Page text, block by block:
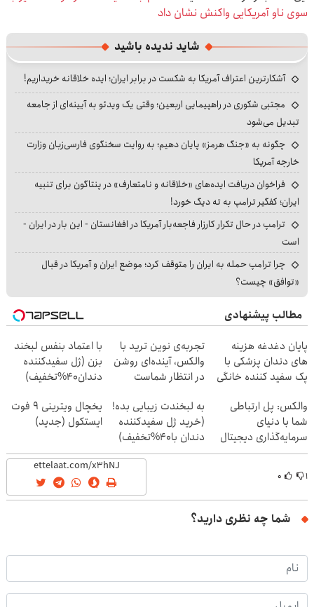
سوی ناو آمریکایی واکنش نشان داد
شاید ندیده باشید
آشکارترین اعتراف آمریکا به شکست در برابر ایران؛ ایده خلاقانه خریداریم!
مجتبی شکوری در راهپیمایی اربعین؛ وقتی یک ویدئو به آیینه‌ای از جامعه
تبدیل می‌شود
چگونه به «جنگ هرمز» پایان دهیم؛ به روایت سخنگوی فارسی‌زبان وزارت
خارجه آمریکا
فراخوان دریافت ایده‌های «خلاقانه و نامتعارف» در پنتاگون برای تنبیه
ایران؛ کفگیر ترامپ به ته دیگ خورد!
ترامپ در حال تکرار کارزار فاجعه‌بار آمریکا در افغانستان - این بار در ایران -
است
چرا ترامپ حمله به ایران را متوقف کرد؛ موضع ایران و آمریکا در قبال
«توافق» چیست؟
مطالب پیشنهادی
پایان دغدغه هزینه
های دندان پزشکی با
پک سفید کننده خانگی
تجربه‌ی نوین ترید با
والکس، آینده‌ای روشن
در انتظار شماست
با اعتماد بنفس لبخند
بزن (ژل سفیدکننده
دندان40%تخفیف)
والکس: پل ارتباطی
شما با دنیای
سرمایه‌گذاری دیجیتال
به لبخندت زیبایی بده!
(خرید ژل سفیدکننده
دندان با40%تخفیف)
یخچال ویترینی 9 فوت
ایستکول (جدید)
۱ ۰
شما چه نظری دارید؟